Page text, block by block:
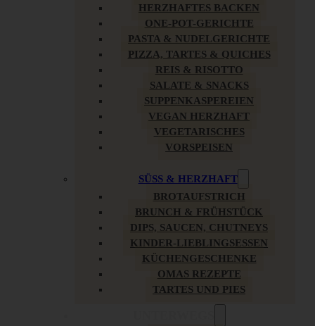
HERZHAFTES BACKEN
ONE-POT-GERICHTE
PASTA & NUDELGERICHTE
PIZZA, TARTES & QUICHES
REIS & RISOTTO
SALATE & SNACKS
SUPPENKASPEREIEN
VEGAN HERZHAFT
VEGETARISCHES
VORSPEISEN
SÜSS & HERZHAFT
BROTAUFSTRICH
BRUNCH & FRÜHSTÜCK
DIPS, SAUCEN, CHUTNEYS
KINDER-LIEBLINGSESSEN
KÜCHENGESCHENKE
OMAS REZEPTE
TARTES UND PIES